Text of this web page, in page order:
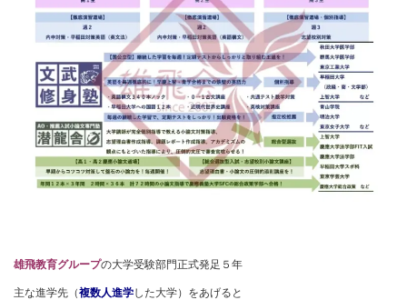
雄飛教育グループの大学受験部門正式発足５年
主な進学先（複数人進学した大学）をあげると